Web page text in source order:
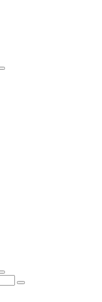
Suchen …
Suchen …
Suchen …